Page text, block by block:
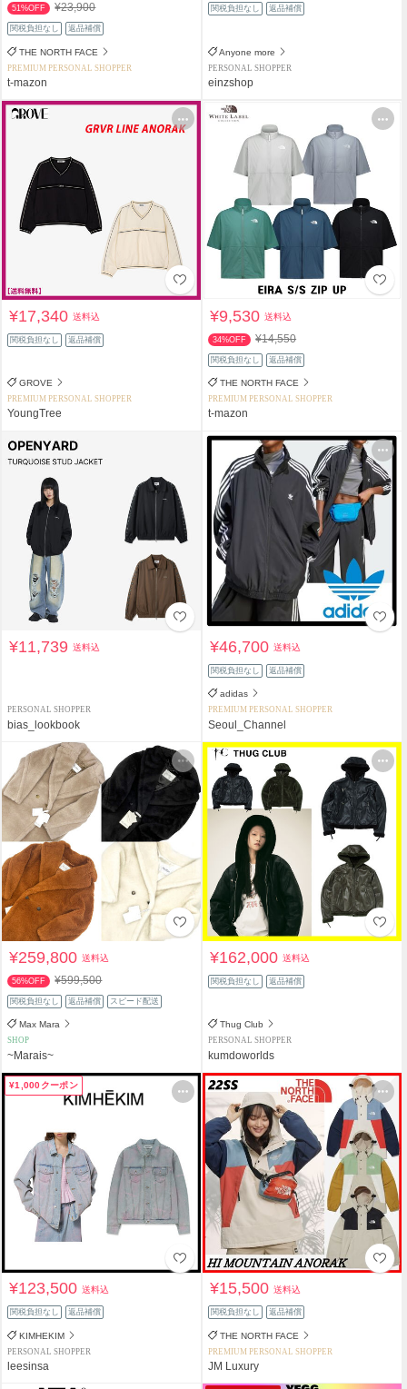
51%OFF ¥23,900
関税負担なし 返品補償
THE NORTH FACE
PREMIUM PERSONAL SHOPPER
t-mazon
関税負担なし 返品補償
Anyone more
PERSONAL SHOPPER
einzshop
¥17,340送料込
関税負担なし 返品補償
GROVE
PREMIUM PERSONAL SHOPPER
YoungTree
¥9,530送料込
34%OFF ¥14,550
関税負担なし 返品補償
THE NORTH FACE
PREMIUM PERSONAL SHOPPER
t-mazon
¥11,739送料込
PERSONAL SHOPPER
bias_lookbook
¥46,700送料込
関税負担なし 返品補償
adidas
PREMIUM PERSONAL SHOPPER
Seoul_Channel
¥259,800送料込
56%OFF ¥599,500
関税負担なし 返品補償 スピード配送
Max Mara
SHOP
~Marais~
¥162,000送料込
関税負担なし 返品補償
Thug Club
PERSONAL SHOPPER
kumdoworlds
¥1,000クーポン
¥123,500送料込
関税負担なし 返品補償
KIMHEKIM
PERSONAL SHOPPER
leesinsa
¥15,500送料込
関税負担なし 返品補償
THE NORTH FACE
PREMIUM PERSONAL SHOPPER
JM Luxury